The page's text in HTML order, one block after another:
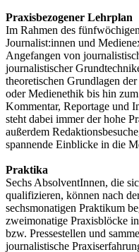
Praxisbezogener Lehrplan
Im Rahmen des
Journalist:innen und
Angefangen von
journalistischer
theoretischen Grundlagen
oder Medienethik bis hin
Kommentar, Reportage und
steht dabei immer der hohe
außerdem
spannende Einblicke in die
Praktika
Sechs AbsolventInnen, die
qualifizieren, können nach
sechsmonatigen Praktikum
zweimonatige Praxisblöcke
bzw. Pressestellen und
journalistische